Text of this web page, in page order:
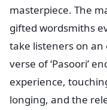
masterpiece. The
gifted wordsmiths
take listeners on
verse of ‘Pasoori’
experience,
longing, and the